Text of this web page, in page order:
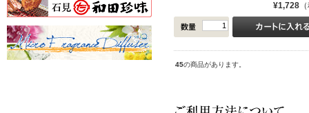
¥1,728
45の商品があります。